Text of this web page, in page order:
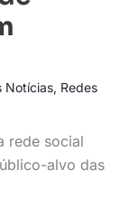
Notícias, Redes
rede social
alvo das